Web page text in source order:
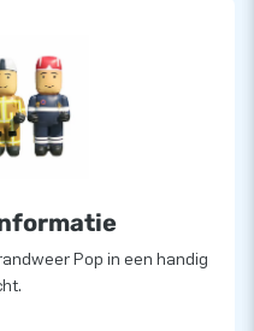
Pop in een handig